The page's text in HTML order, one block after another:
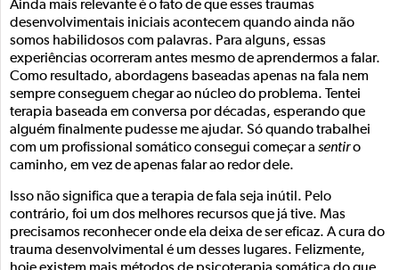
Ainda mais relevante é o fato de que esses traumas
desenvolvimentais iniciais acontecem quando ainda não
somos habilidosos com palavras. Para alguns, essas
experiências ocorreram antes mesmo de aprendermos a falar.
Como resultado, abordagens baseadas apenas na fala nem
sempre conseguem chegar ao núcleo do problema. Tentei
terapia baseada em conversa por décadas, esperando que
alguém finalmente pudesse me ajudar. Só quando trabalhei
com um profissional somático consegui começar a sentiro
caminho, em vez de apenas falar ao redor dele.
Isso não significa que a terapia de fala seja inútil. Pelo
contrário, foi um dos melhores recursos que já tive. Mas
precisamos reconhecer onde ela deixa de ser eficaz. A cura do
trauma desenvolvimental é um desses lugares. Felizmente,